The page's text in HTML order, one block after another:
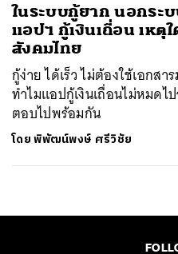
ในระบบกู้ยาก นอกระ
แอปฯ กู้เงินเถื่อน เหตุ
สังคมไทย
กู้ง่าย ได้เร็ว ไม่ต้องใช้เอกส
ทำไมแอปกู้เงินเถื่อนไม่หมด
ตอบไปพร้อมกัน
โดยพิพัฒน์พงษ์ ศรีวิชัย